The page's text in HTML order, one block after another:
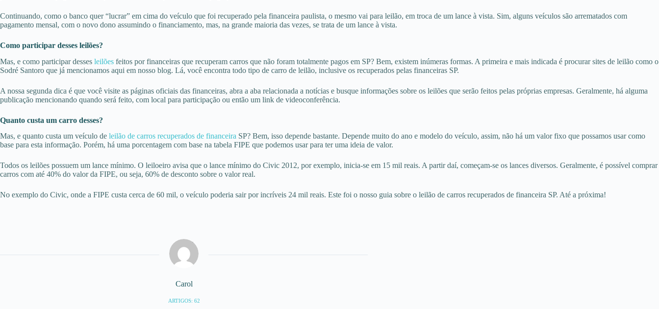
Continuando, como o banco quer “lucrar” em cima do veículo que foi recuperado pela financeira paulista, o mesmo vai para leilão, em troca de um lance à vista. Sim, alguns veículos são arrematados com
pagamento mensal, com o novo dono assumindo o financiamento, mas, na grande maioria das vezes, se trata de um lance à vista.
Como participar desses leilões?
Mas, e como participar desses leilões feitos por financeiras que recuperam carros que não foram totalmente pagos em SP? Bem, existem inúmeras formas. A primeira e mais indicada é procurar sites de leilão como o
Sodré Santoro que já mencionamos aqui em nosso blog. Lá, você encontra todo tipo de carro de leilão, inclusive os recuperados pelas financeiras SP.
A nossa segunda dica é que você visite as páginas oficiais das financeiras, abra a aba relacionada a notícias e busque informações sobre os leilões que serão feitos pelas próprias empresas. Geralmente, há alguma
publicação mencionando quando será feito, com local para participação ou então um link de videoconferência.
Quanto custa um carro desses?
Mas, e quanto custa um veículo de leilão de carros recuperados de financeira SP? Bem, isso depende bastante. Depende muito do ano e modelo do veículo, assim, não há um valor fixo que possamos usar como
base para esta informação. Porém, há uma porcentagem com base na tabela FIPE que podemos usar para ter uma ideia de valor.
Todos os leilões possuem um lance mínimo. O leiloeiro avisa que o lance mínimo do Civic 2012, por exemplo, inicia-se em 15 mil reais. A partir daí, começam-se os lances diversos. Geralmente, é possível comprar
carros com até 40% do valor da FIPE, ou seja, 60% de desconto sobre o valor real.
No exemplo do Civic, onde a FIPE custa cerca de 60 mil, o veículo poderia sair por incríveis 24 mil reais. Este foi o nosso guia sobre o leilão de carros recuperados de financeira SP. Até a próxima!
Carol
ARTIGOS: 62